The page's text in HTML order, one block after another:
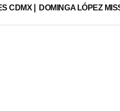
CDMX DOMINGA LÓPEZ